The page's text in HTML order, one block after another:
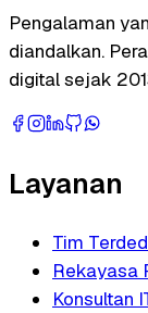
Pengalaman
diandalkan.
digital sejak
Layanan
Tim
Rekayasa
Konsultan